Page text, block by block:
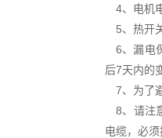
4、电机
5、热开
6、漏电
后7天内的
7、为了
8、请注
电缆，必